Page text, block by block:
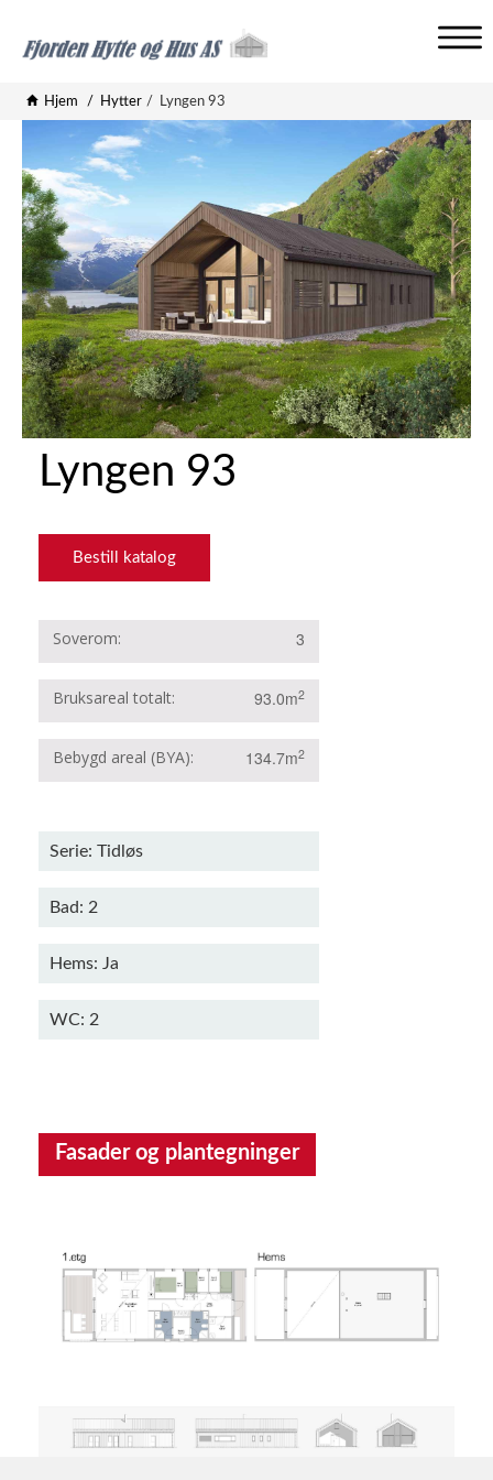
n
a
v
i
g
a
s
j
o
n
Hjem Hytter Lyngen 93
Lyngen 93
Bestill katalog
Soverom 3
Bruksareal totalt 93.0m2
Bebygd areal (BYA) 134.7m2
Serie: Tidløs
Bad: 2
Hems: Ja
WC: 2
Fasader og plantegninger